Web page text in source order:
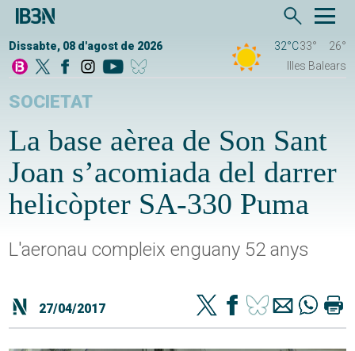
Dissabte, 08 d'agost de 2026 32°C33°
26°
Illes Balears
SOCIETAT
La base aèrea de Son Sant
Joan s’acomiada del darrer
helicòpter SA-330 Puma
L'aeronau compleix enguany 52 anys
27/04/2017